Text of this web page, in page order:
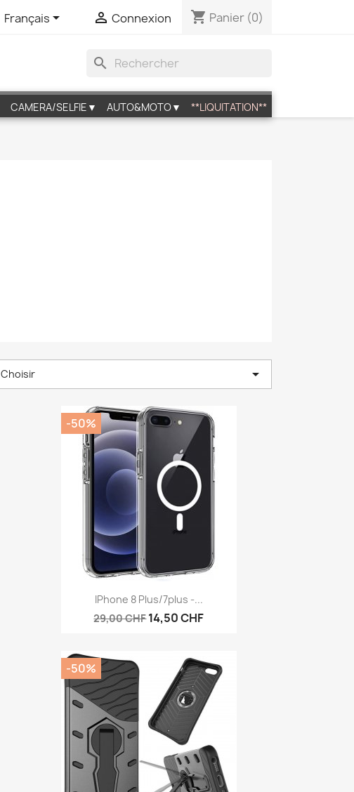
Français  Connexion shopping_cart Panier (0)
search
CAMERA/SELFIE▼ AUTO&MOTO▼ **LIQUITATION**
Choisir 
Aperçu rapide
IPhone 8 Plus/7plus -...
29,00 CHF14,50 CHF
-50%
-50%